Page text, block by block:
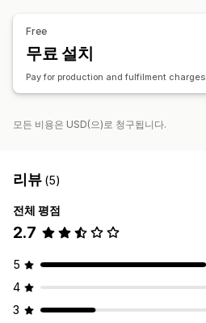
Free
무료 설치
Pay for production and fulfilment
모든 비용은 USD(으)로 청구됩니다.
리뷰 (5)
전체 평점
2.7
5
4
3